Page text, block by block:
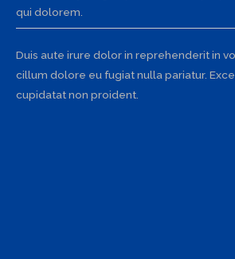
qui dolorem.
Duis aute irure dolor in reprehenderit in
cillum dolore eu fugiat nulla pariatur.
cupidatat non proident.